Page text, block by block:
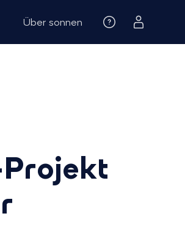
Über sonnen